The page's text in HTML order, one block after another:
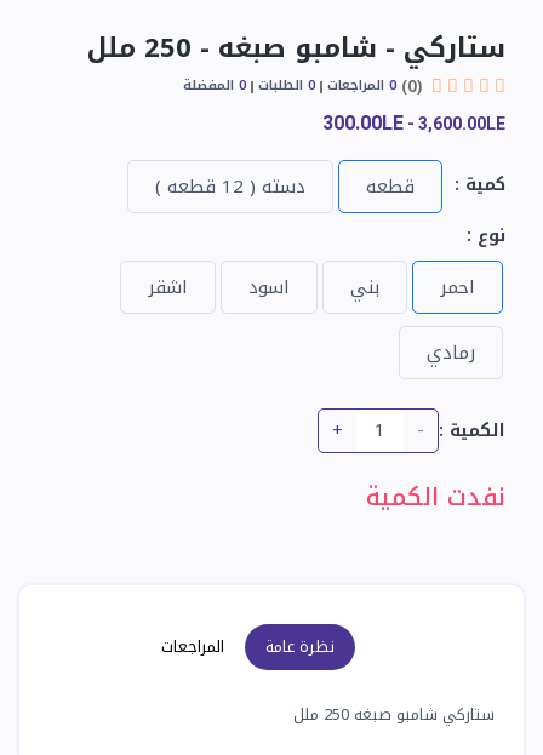
ستاركي - شامبو صبغه - 250 ملل
(0)
0 المراجعات 0 الطلبات 0 المفضلة
300.00LE - 3,600.00LE
كمية : قطعه دسته ( 12 قطعه )
نوع :
احمر بني اسود
اشقر
رمادي
الكمية : -
+
نفدت الكمية
نظرة عامة المراجعات
ستاركي شامبو صبغه 250 ملل